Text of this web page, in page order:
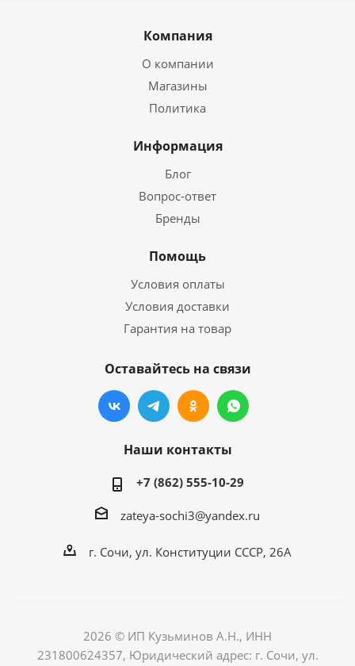
Компания
О компании
Магазины
Политика
Информация
Блог
Вопрос-ответ
Бренды
Помощь
Условия оплаты
Условия доставки
Гарантия на товар
Оставайтесь на связи
Наши контакты
+7 (862) 555-10-29
zateya-sochi3@yandex.ru
г. Сочи, ул. Конституции СССР, 26А
2026 © ИП Кузьминов А.Н., ИНН
231800624357, Юридический адрес: г. Сочи, ул.